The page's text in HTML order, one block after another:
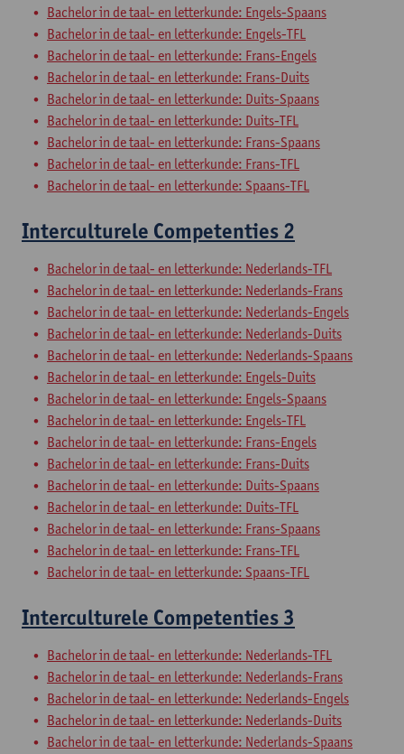
Bachelor in de taal- en letterkunde: Engels-Spaans
Bachelor in de taal- en letterkunde: Engels-TFL
Bachelor in de taal- en letterkunde: Frans-Engels
Bachelor in de taal- en letterkunde: Frans-Duits
Bachelor in de taal- en letterkunde: Duits-Spaans
Bachelor in de taal- en letterkunde: Duits-TFL
Bachelor in de taal- en letterkunde: Frans-Spaans
Bachelor in de taal- en letterkunde: Frans-TFL
Bachelor in de taal- en letterkunde: Spaans-TFL
Interculturele Competenties 2
Bachelor in de taal- en letterkunde: Nederlands-TFL
Bachelor in de taal- en letterkunde: Nederlands-Frans
Bachelor in de taal- en letterkunde: Nederlands-Engels
Bachelor in de taal- en letterkunde: Nederlands-Duits
Bachelor in de taal- en letterkunde: Nederlands-Spaans
Bachelor in de taal- en letterkunde: Engels-Duits
Bachelor in de taal- en letterkunde: Engels-Spaans
Bachelor in de taal- en letterkunde: Engels-TFL
Bachelor in de taal- en letterkunde: Frans-Engels
Bachelor in de taal- en letterkunde: Frans-Duits
Bachelor in de taal- en letterkunde: Duits-Spaans
Bachelor in de taal- en letterkunde: Duits-TFL
Bachelor in de taal- en letterkunde: Frans-Spaans
Bachelor in de taal- en letterkunde: Frans-TFL
Bachelor in de taal- en letterkunde: Spaans-TFL
Interculturele Competenties 3
Bachelor in de taal- en letterkunde: Nederlands-TFL
Bachelor in de taal- en letterkunde: Nederlands-Frans
Bachelor in de taal- en letterkunde: Nederlands-Engels
Bachelor in de taal- en letterkunde: Nederlands-Duits
Bachelor in de taal- en letterkunde: Nederlands-Spaans